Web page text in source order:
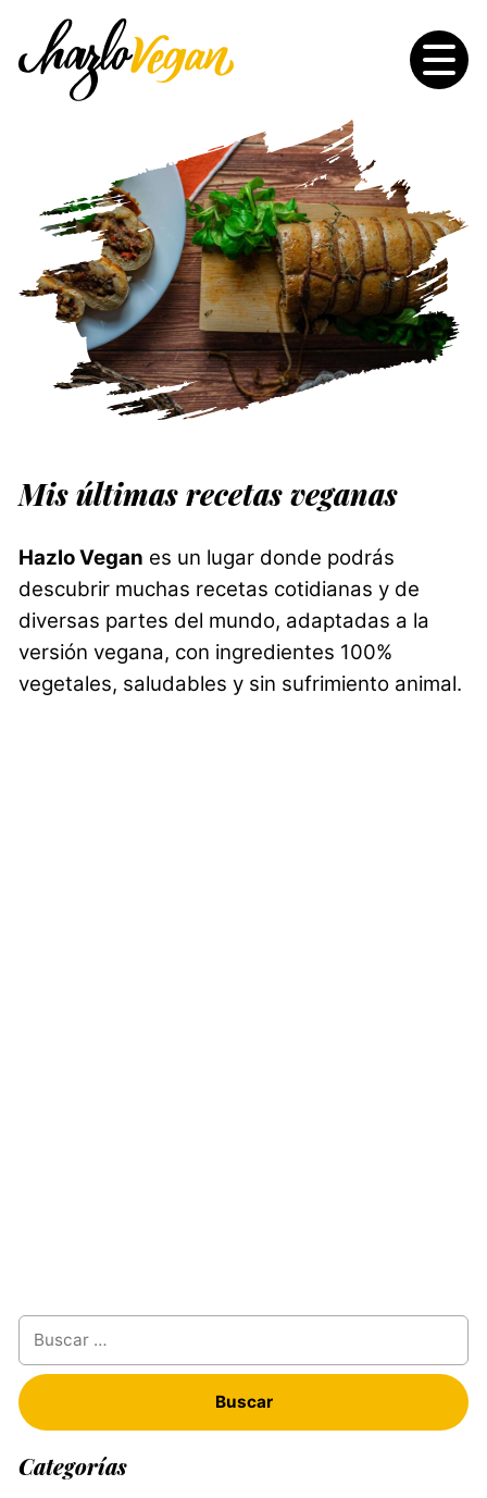
Mis últimas recetas veganas
Hazlo Vegan es un lugar donde podrás
descubrir muchas recetas cotidianas y de
diversas partes del mundo, adaptadas a la
versión vegana, con ingredientes 100%
vegetales, saludables y sin sufrimiento animal.
Buscar:
Categorías